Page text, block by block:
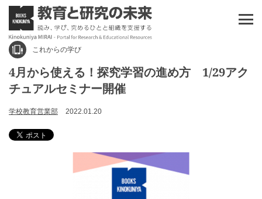
これからの学び
4月から使える！探究学習の進め方 1/29アク
チュアルセミナー開催
学校教育営業部 2022.01.20